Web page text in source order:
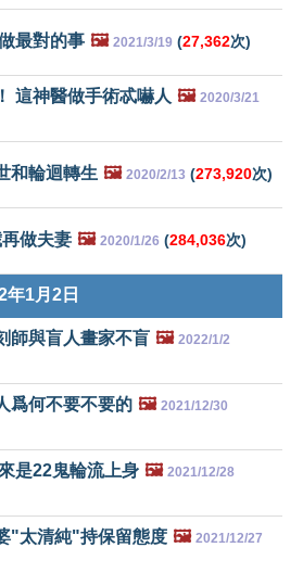
最對的事 🖼️ 2021/3/19 (27,362次)
這神醫做手術忒嚇人 🖼️ 2020/3/21
和輪迴轉生 🖼️ 2020/2/13 (273,920次)
做夫妻 🖼️ 2020/1/26 (284,036次)
年1月2日
師與盲人畫家不盲 🖼️ 2022/1/2
爲何不要不要的 🖼️ 2021/12/30
是22鬼輪流上身 🖼️ 2021/12/28
"太清純"持保留態度 🖼️ 2021/12/27